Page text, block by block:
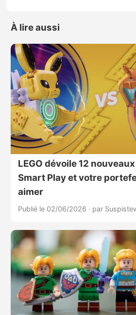
À lire aussi
LEGO dévoile 12
Smart Play et votre
aimer
Publié le 02/06/2026 · par